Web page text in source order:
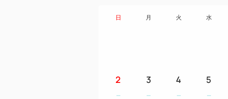
日 月 火 水
2 3 4 5